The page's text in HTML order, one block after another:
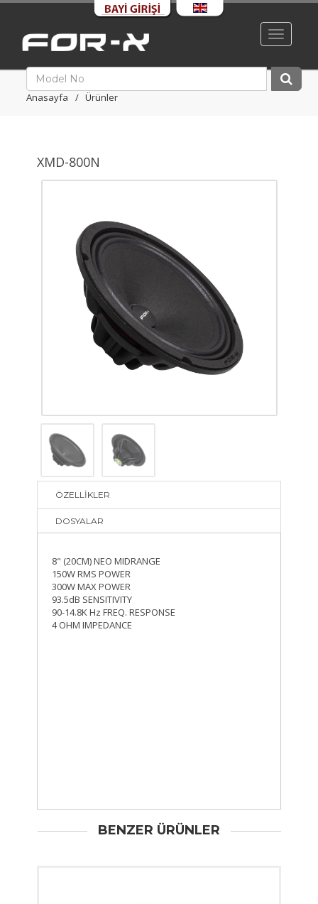
Toggle
Anasayfa Ürünler
XMD-800N
ÖZELLİKLER
DOSYALAR
8" (20CM) NEO MIDRANGE
150W RMS POWER
300W MAX POWER
93.5dB SENSITIVITY
90-14.8K Hz FREQ. RESPONSE
4 OHM IMPEDANCE
BENZER ÜRÜNLER